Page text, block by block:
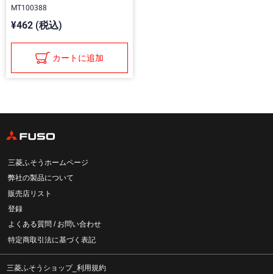
MT100388
¥462 (税込)
カートに追加
三菱ふそうホームページ
弊社の製品について
販売店リスト
登録
よくある質問 / お問い合わせ
特定商取引法に基づく表記
三菱ふそうショップ_利用規約